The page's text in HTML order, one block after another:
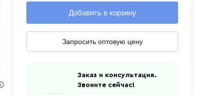
Добавить в корзину
Запросить оптовую цену
Заказ и консультация.
Звоните сейчас!